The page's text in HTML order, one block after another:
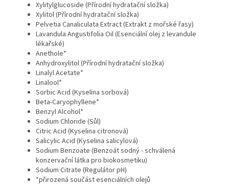
Xylitylglucoside (Přírodní hydratační složka)
Xylitol (Přírodní hydratační složka)
Pelvetia Canaliculata Extract (Extrakt z mořské řasy)
Lavandula Angustifolia Oil (Esenciální olej z levandule
lékařské)
Anethole*
Anhydroxylitol (Přírodní hydratační složka)
Linalyl Acetate*
Linalool*
Sorbic Acid (Kyselina sorbová)
Beta-Caryophyllene*
Benzyl Alcohol*
Sodium Chloride (Sůl)
Citric Acid (Kyselina citronová)
Salicylic Acid (Kyselina salicylová)
Sodium Benzoate (Benzoát sodný - schválená
konzervační látka pro biokosmetiku)
Sodium Citrate (Regulátor pH)
*přirozená součást esenciálních olejů